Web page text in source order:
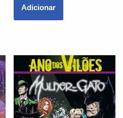
Adicionar